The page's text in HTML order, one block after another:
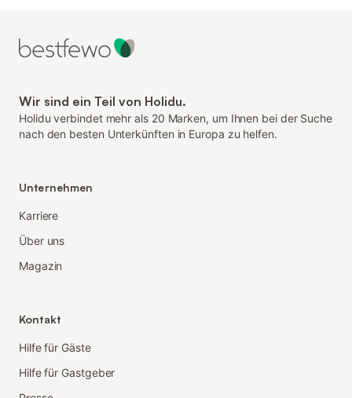
Wir sind ein Teil von Holidu.
Holidu verbindet mehr als 20 Marken, um Ihnen bei der Suche
nach den besten Unterkünften in Europa zu helfen.
Unternehmen
Karriere
Über uns
Magazin
Kontakt
Hilfe für Gäste
Hilfe für Gastgeber